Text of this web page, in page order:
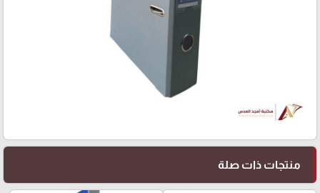
منتجات ذات صلة